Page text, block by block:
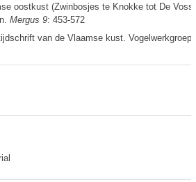
oostkust (Zwinbosjes te Knokke tot De
Mergus 9: 453-572
van de Vlaamse kust. Vogelwerkgroep